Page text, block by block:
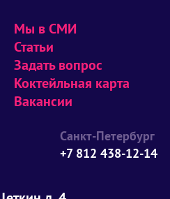
Мы в СМИ
Статьи
Задать вопрос
Коктейльная карта
Вакансии
Санкт-Петербург
+7 812 438-12-14